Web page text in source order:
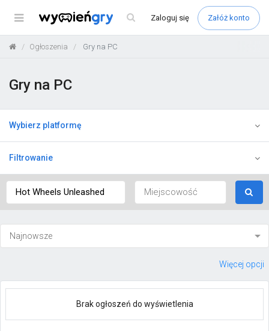
Menu Zaloguj się Załóż konto
Ogłoszenia Gry na PC
Gry na PC
Wybierz platformę
Filtrowanie
Więcej opcji
Brak ogłoszeń do wyświetlenia